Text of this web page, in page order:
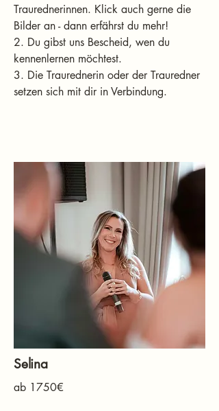
Traurednerinnen. Klick auch gerne die
Bilder an - dann erfährst du mehr!
2. Du gibst uns Bescheid, wen du
kennenlernen möchtest.
3. Die Traurednerin oder der Trauredner
setzen sich mit dir in Verbindung.
Selina
ab 1750€